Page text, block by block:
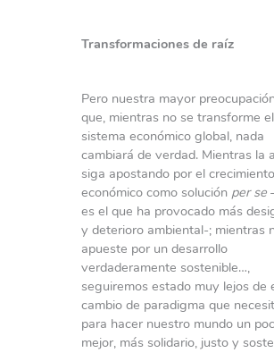
Transformaciones de raíz
Pero nuestra mayor
que, mientras no se transforme el
sistema económico global, nada
cambiará de verdad. Mientras la
siga apostando por el crecimiento
económico como solución per se
es el que ha provocado más
y deterioro ambiental-; mientras
apueste por un desarrollo
verdaderamente sostenible…,
seguiremos estado muy lejos de
cambio de paradigma que
para hacer nuestro mundo un
mejor, más solidario, justo y